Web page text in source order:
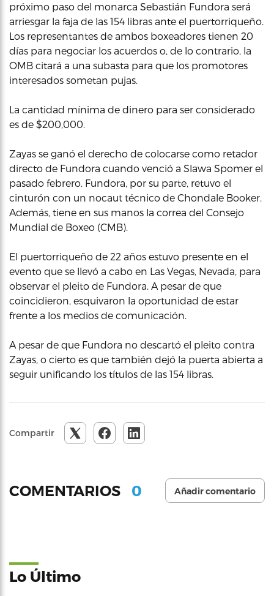
próximo paso del monarca Sebastián Fundora será
arriesgar la faja de las 154 libras ante el puertorriqueño.
Los representantes de ambos boxeadores tienen 20
días para negociar los acuerdos o, de lo contrario, la
OMB citará a una subasta para que los promotores
interesados sometan pujas.
La cantidad mínima de dinero para ser considerado
es de $200,000.
Zayas se ganó el derecho de colocarse como retador
directo de Fundora cuando venció a Slawa Spomer el
pasado febrero. Fundora, por su parte, retuvo el
cinturón con un nocaut técnico de Chondale Booker.
Además, tiene en sus manos la correa del Consejo
Mundial de Boxeo (CMB).
El puertorriqueño de 22 años estuvo presente en el
evento que se llevó a cabo en Las Vegas, Nevada, para
observar el pleito de Fundora. A pesar de que
coincidieron, esquivaron la oportunidad de estar
frente a los medios de comunicación.
A pesar de que Fundora no descartó el pleito contra
Zayas, o cierto es que también dejó la puerta abierta a
seguir unificando los títulos de las 154 libras.
Compartir
COMENTARIOS 0 Añadir comentario
Lo Último